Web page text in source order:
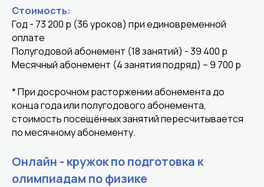
Стоимость:
Год - 73 200 р (36 уроков) при единовременной
оплате
Полугодовой абонемент (18 занятий) - 39 400 р
Месячный абонемент (4 занятия подряд) – 9 700 р
* При досрочном расторжении абонемента до
конца года или полугодового абонемента,
стоимость посещённых занятий пересчитывается
по месячному абонементу.
Онлайн - кружок по подготовка к
олимпиадам по физике